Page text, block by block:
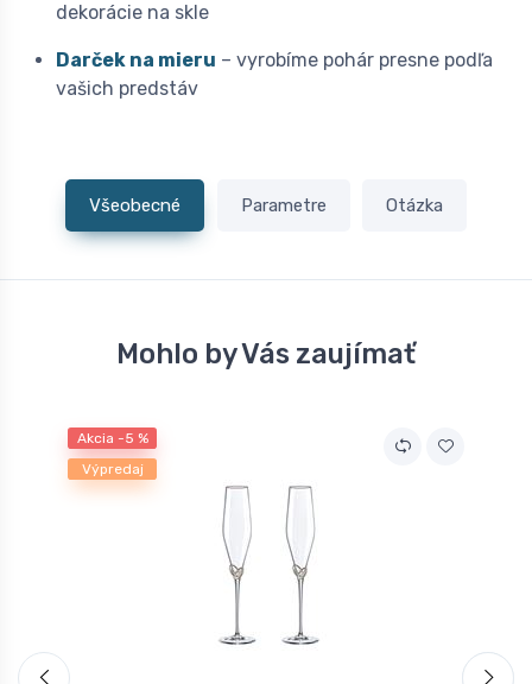
dekorácie na skle
Darček na mieru – vyrobíme pohár presne podľa
vašich predstáv
Všeobecné Parametre Otázka
Mohlo by Vás zaujímať
Akcia -5 %
Výpredaj